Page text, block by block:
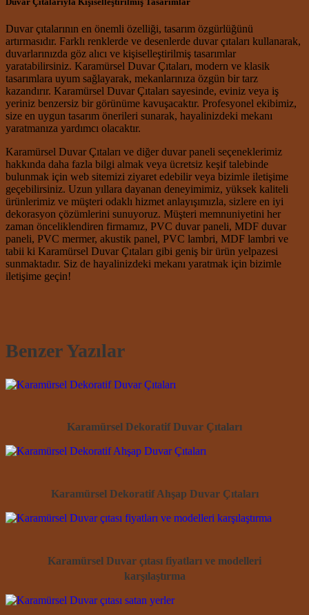
Duvar çıtalarının en önemli özelliği, tasarım özgürlüğünü
artırmasıdır. Farklı renklerde ve desenlerde duvar çıtaları kullanarak,
duvarlarınızda göz alıcı ve kişiselleştirilmiş tasarımlar
yaratabilirsiniz. Karamürsel Duvar Çıtaları, modern ve klasik
tasarımlara uyum sağlayarak, mekanlarınıza özgün bir tarz
kazandırır. Karamürsel Duvar Çıtaları sayesinde, eviniz veya iş
yeriniz benzersiz bir görünüme kavuşacaktır. Profesyonel ekibimiz,
size en uygun tasarım önerileri sunarak, hayalinizdeki mekanı
yaratmanıza yardımcı olacaktır.
Karamürsel Duvar Çıtaları ve diğer duvar paneli seçeneklerimiz
hakkında daha fazla bilgi almak veya ücretsiz keşif talebinde
bulunmak için web sitemizi ziyaret edebilir veya bizimle iletişime
geçebilirsiniz. Uzun yıllara dayanan deneyimimiz, yüksek kaliteli
ürünlerimiz ve müşteri odaklı hizmet anlayışımızla, sizlere en iyi
dekorasyon çözümlerini sunuyoruz. Müşteri memnuniyetini her
zaman önceliklendiren firmamız, PVC duvar paneli, MDF duvar
paneli, PVC mermer, akustik panel, PVC lambri, MDF lambri ve
tabii ki Karamürsel Duvar Çıtaları gibi geniş bir ürün yelpazesi
sunmaktadır. Siz de hayalinizdeki mekanı yaratmak için bizimle
iletişime geçin!
Benzer Yazılar
Karamürsel Dekoratif Duvar Çıtaları
Karamürsel Dekoratif Ahşap Duvar Çıtaları
Karamürsel Duvar çıtası fiyatları ve modelleri
karşılaştırma